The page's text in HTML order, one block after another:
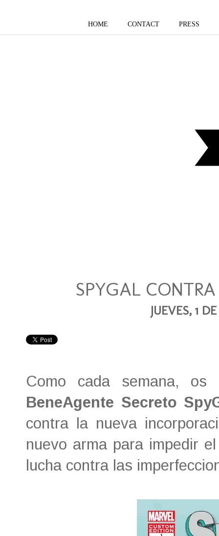
HOME CONTACT PRESS
SPYGAL
JUEVES, 1
Como cada semana,
BeneAgente Secreto
contra la nueva
nuevo arma para impedir
lucha contra las